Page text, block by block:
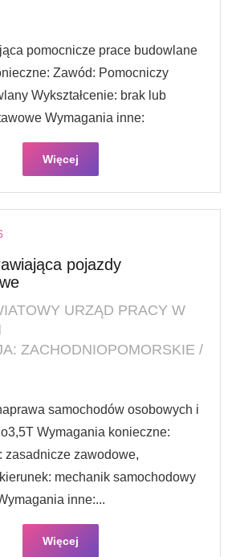
pomocnicze prace budowlane
Zawód: Pomocniczy
Wykształcenie: brak lub
Wymagania inne:
Więcej
pojazdy
URZĄD PRACY W
ZACHODNIOPOMORSKIE /
samochodów osobowych i
Wymagania konieczne:
zasadnicze zawodowe,
mechanik samochodowy
inne:...
Więcej